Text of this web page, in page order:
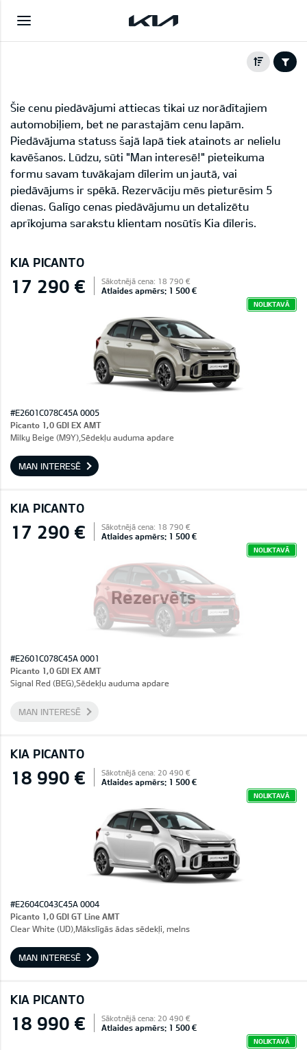
Šie cenu piedāvājumi attiecas tikai uz norādītajiem
automobiļiem, bet ne parastajām cenu lapām.
Piedāvājuma statuss šajā lapā tiek atainots ar nelielu
kavēšanos. Lūdzu, sūti "Man interesē!" pieteikuma
formu savam tuvākajam dīlerim un jautā, vai
piedāvājums ir spēkā. Rezervāciju mēs pieturēsim 5
dienas. Galīgo cenas piedāvājumu un detalizētu
aprīkojuma sarakstu klientam nosūtīs Kia dīleris.
KIA PICANTO
17 290 € Sākotnējā cena: 18 790 €
Atlaides apmērs: 1 500 €
NOLIKTAVĀ
#E2601C078C45A 0005
Picanto 1,0 GDI EX AMT
Milky Beige (M9Y),Sēdekļu auduma apdare
MAN INTERESĒ
KIA PICANTO
Rezervēts
17 290 € Sākotnējā cena: 18 790 €
Atlaides apmērs: 1 500 €
NOLIKTAVĀ
#E2601C078C45A 0001
Picanto 1,0 GDI EX AMT
Signal Red (BEG),Sēdekļu auduma apdare
MAN INTERESĒ
KIA PICANTO
18 990 € Sākotnējā cena: 20 490 €
Atlaides apmērs: 1 500 €
NOLIKTAVĀ
#E2604C043C45A 0004
Picanto 1,0 GDI GT Line AMT
Clear White (UD),Mākslīgās ādas sēdekļi, melns
MAN INTERESĒ
KIA PICANTO
18 990 € Sākotnējā cena: 20 490 €
Atlaides apmērs: 1 500 €
NOLIKTAVĀ